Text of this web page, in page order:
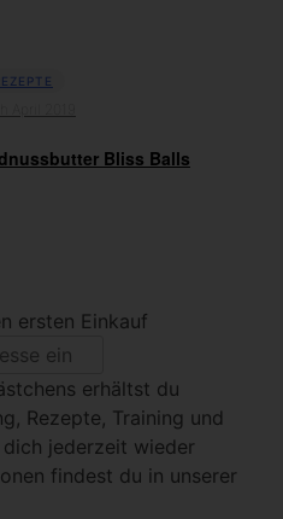
Bliss Balls
ersten Einkauf
erhältst du
Rezepte, Training und
jederzeit wieder
findest du in unserer